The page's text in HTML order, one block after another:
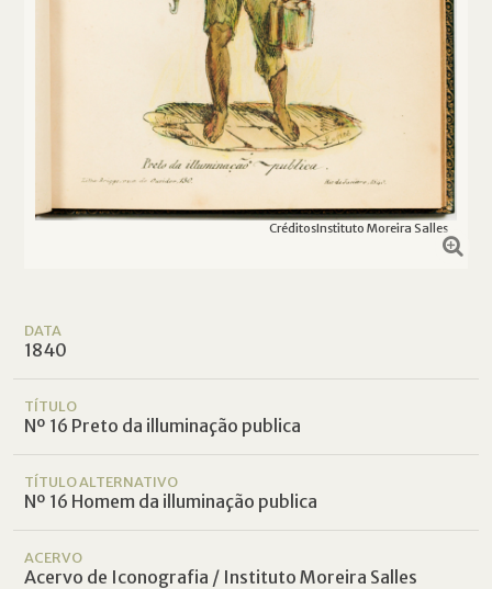
CréditosInstituto Moreira Salles
DATA
1840
TÍTULO
Nº 16 Preto da illuminação publica
TÍTULO ALTERNATIVO
Nº 16 Homem da illuminação publica
ACERVO
Acervo de Iconografia / Instituto Moreira Salles